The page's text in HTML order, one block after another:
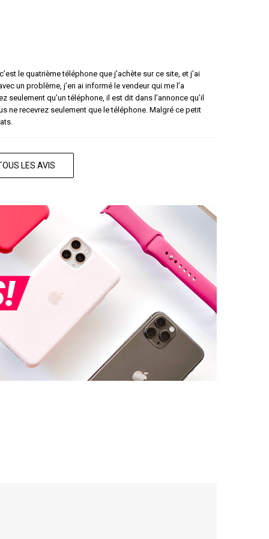
le quatrième téléphone que j’achète sur ce site, et j’ai
un problème, j’en ai informé le vendeur qui me l’a
qu’un téléphone, il est dit dans l’annonce qu’il
ne recevrez seulement que le téléphone. Malgré ce petit
LES AVIS